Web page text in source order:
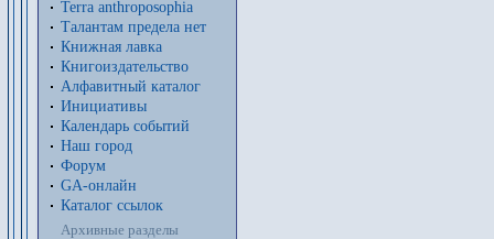
Terra anthroposophia
Талантам предела нет
Книжная лавка
Книгоиздательство
Алфавитный каталог
Инициативы
Календарь событий
Наш город
Форум
GA-онлайн
Каталог ссылок
Архивные разделы